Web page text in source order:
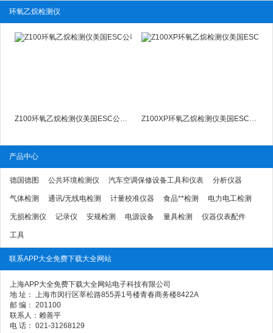
环氧乙烷检测仪
Z100环氧乙烷检测仪美国ESC公司Z-100环氧乙烷检测仪 Z100XP环氧乙烷检测仪美国ESC公司Z-100XP环氧乙烷检测仪
产品中心
德国德图 公共环境检测仪 汽车空调保修设备工具和仪表 分析仪器
气体检测 通讯/无线电检测 计量校准仪器 食品**检测 电力电工检测
无损检测仪 记录仪 安规检测 电源设备 量具检测 仪器仪表配件
工具
联系APP大全免费下载大全网站
上海APP大全免费下载大全网站电子科技有限公司
地 址： 上海市闵行区莘松路855弄1号楼青春商务楼8422A
邮 编： 201100
联系人：赖善平
电 话： 021-31268129